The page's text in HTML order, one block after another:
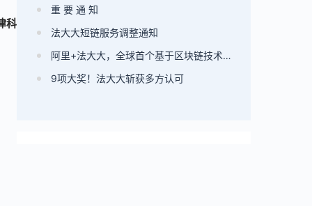
科
重 要 通 知
法大大短链服务调整通知
阿里+法大大，全球首个基于区块链技术的邮箱存证产品出炉!
9项大奖！法大大斩获多方认可